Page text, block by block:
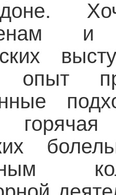
и
опыт